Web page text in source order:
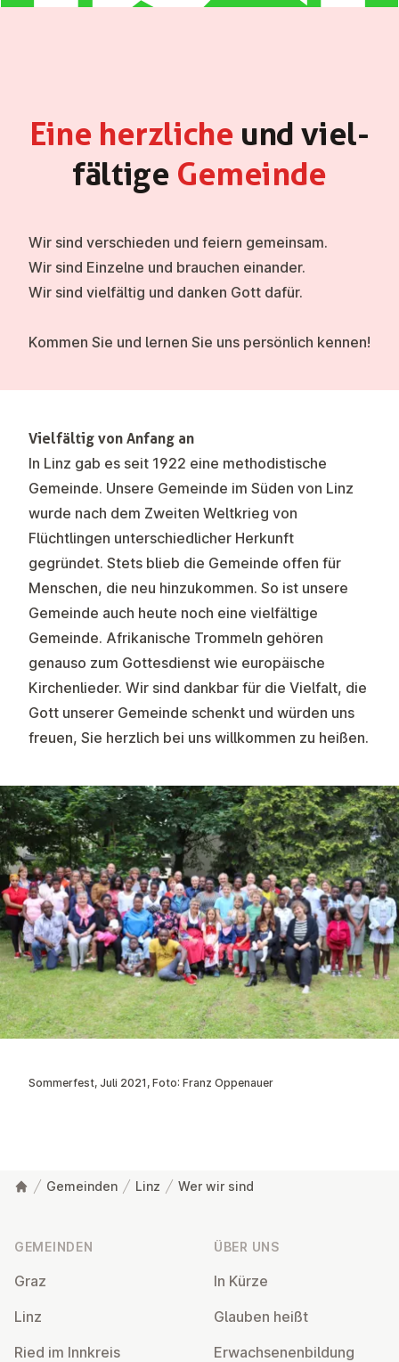
Eine herzliche und viel­
fäl­ti­ge Gemeinde
Wir sind verschieden und feiern gemeinsam.
Wir sind Einzelne und brauchen einander.
Wir sind vielfältig und danken Gott dafür.
Kommen Sie und lernen Sie uns persönlich kennen!
Vielfältig von Anfang an
In Linz gab es seit 1922 eine methodistische
Gemeinde. Unsere Gemeinde im Süden von Linz
wurde nach dem Zweiten Weltkrieg von
Flüchtlingen unterschiedlicher Herkunft
gegründet. Stets blieb die Gemeinde offen für
Menschen, die neu hinzukommen. So ist unsere
Gemeinde auch heute noch eine vielfältige
Gemeinde. Afrikanische Trommeln gehören
genauso zum Gottesdienst wie europäische
Kirchenlieder. Wir sind dankbar für die Vielfalt, die
Gott unserer Gemeinde schenkt und würden uns
freuen, Sie herzlich bei uns willkommen zu heißen.
Sommerfest, Juli 2021, Foto: Franz Oppenauer
Gemeinden Linz Wer wir sind
GEMEINDEN
Graz
Linz
Ried im Innkreis
ÜBER UNS
In Kürze
Glauben heißt
Er­wach­se­nen­bil­dung